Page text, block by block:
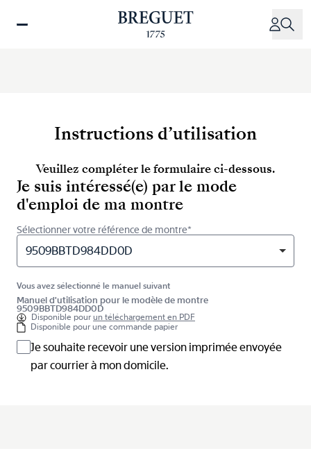
Instructions d’utilisation
Veuillez compléter le formulaire ci-dessous.
Je suis intéressé(e) par le mode
d'emploi de ma montre
Sélectionner votre référence de montre*
9509BBTD984DD0D
Vous avez sélectionné le manuel suivant
Manuel d'utilisation pour le modèle de montre
9509BBTD984DD0D
Disponible pourun téléchargement en PDF
Disponible pour une commande papier
Je souhaite recevoir une version imprimée envoyée
par courrier à mon domicile.